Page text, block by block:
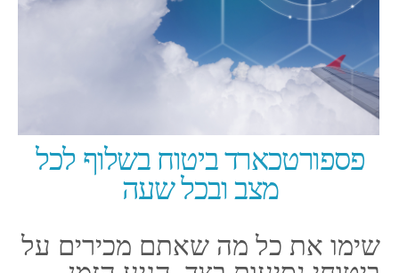
שימו את כל מה שאתם מכירים על
ביטוחי נסיעות בצד, הגיע הזמן
להתחדש ולקבל את פני הקדמה!
לא עוד ביטוחים מודפסים
ומקומטים תחובים עמוק בתיק
אישורים ומיילים שברגע האמת,
כשיש צורך לשלוף אותם בזריזות
צריך להעביר דקות ארוכות
וקריטיות בגלילה של תיבת המייל
לפספורטכארד
יציאה מהארץ.